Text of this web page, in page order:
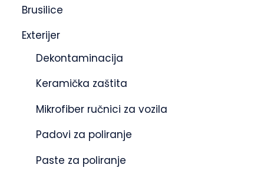
Brusilice
Exterijer
Dekontaminacija
Keramička zaštita
Mikrofiber ručnici za vozila
Padovi za poliranje
Paste za poliranje